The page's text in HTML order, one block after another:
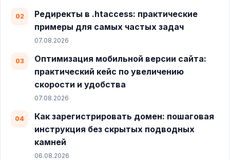
Редиректы в .htaccess: практические
примеры для самых частых задач
07.08.2026
Оптимизация мобильной версии сайта:
практический кейс по увеличению
скорости и удобства
07.08.2026
Как зарегистрировать домен: пошаговая
инструкция без скрытых подводных
камней
06.08.2026